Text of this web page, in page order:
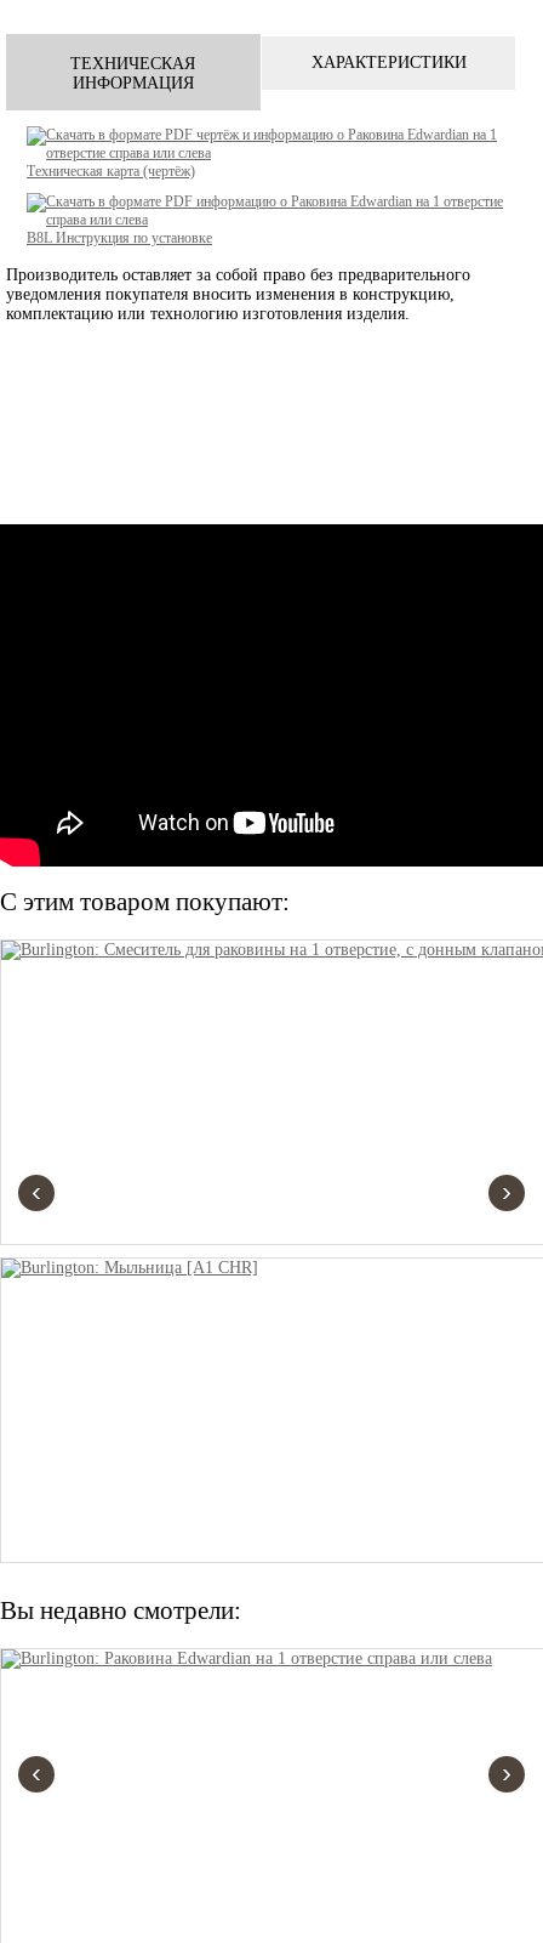
ТЕХНИЧЕСКАЯ
ИНФОРМАЦИЯ
Техническая карта (чертёж)
B8L Инструкция по установке
Производитель оставляет за собой право без предварительного
уведомления покупателя вносить изменения в конструкцию,
комплектацию или технологию изготовления изделия.
ХАРАКТЕРИСТИКИ
С этим товаром покупают:
‹ ›
Вы недавно смотрели:
‹ ›